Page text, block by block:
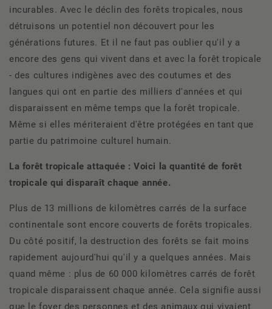
incurables. Avec le déclin des forêts tropicales, nous
détruisons un potentiel non découvert pour les
générations futures. Et il ne faut pas oublier qu'il y a
encore des gens qui vivent dans et avec la forêt tropicale
- des cultures indigènes avec des coutumes et des
langues qui ont en partie des milliers d'années et qui
disparaissent en même temps que la forêt tropicale.
Même si elles mériteraient d'être protégées en tant que
partie du patrimoine culturel humain.
La forêt tropicale attaquée : Voici la quantité de forêt
tropicale qui disparaît chaque année.
Plus de 13 millions de kilomètres carrés de la surface
continentale sont encore couverts de forêts tropicales.
Du côté positif, la destruction des forêts se fait moins
rapidement aujourd'hui qu'il y a quelques années. Mais
quand même : plus de 60 000 kilomètres carrés de forêt
tropicale disparaissent chaque année. Cela signifie aussi